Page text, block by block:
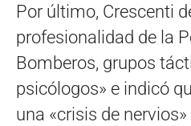
Por último, Crescenti
profesionalidad de la
Bomberos, grupos
psicólogos» e indicó
una «crisis de